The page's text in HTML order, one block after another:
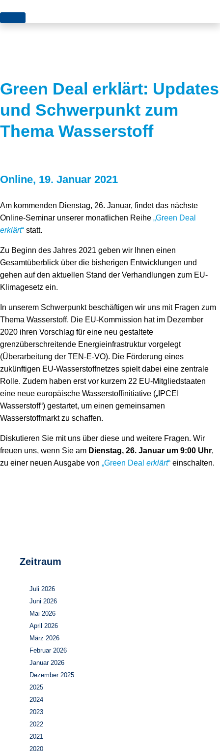
Themen
Flächen
Genehmigungen
Grundsatzfragen
Netze
Sektorenkopplung
Speicher
Stromerzeugung
Wärme
Wasserstoff
News
Blog
Karriere
Stiftungsporträt
Team
Forschungsnetzwerk
Bibliothek
Newsletter
Infomaterial
Schriften zum Umweltenergierecht
Green Deal erklärt: Updates
und Schwerpunkt zum
Thema Wasserstoff
Online, 19. Januar 2021
Am kommenden Dienstag, 26. Januar, findet das nächste
Online-Seminar unserer monatlichen Reihe „Green Deal
erklärt“ statt.
Zu Beginn des Jahres 2021 geben wir Ihnen einen
Gesamtüberblick über die bisherigen Entwicklungen und
gehen auf den aktuellen Stand der Verhandlungen zum EU-
Klimagesetz ein.
In unserem Schwerpunkt beschäftigen wir uns mit Fragen zum
Thema Wasserstoff. Die EU-Kommission hat im Dezember
2020 ihren Vorschlag für eine neu gestaltete
grenzüberschreitende Energieinfrastruktur vorgelegt
(Überarbeitung der TEN-E-VO). Die Förderung eines
zukünftigen EU-Wasserstoffnetzes spielt dabei eine zentrale
Rolle. Zudem haben erst vor kurzem 22 EU-Mitgliedstaaten
eine neue europäische Wasserstoffinitiative („IPCEI
Wasserstoff“) gestartet, um einen gemeinsamen
Wasserstoffmarkt zu schaffen.
Diskutieren Sie mit uns über diese und weitere Fragen. Wir
freuen uns, wenn Sie am Dienstag, 26. Januar um 9:00 Uhr,
zu einer neuen Ausgabe von „Green Deal erklärt“ einschalten.
Zeitraum
Juli 2026
Juni 2026
Mai 2026
April 2026
März 2026
Februar 2026
Januar 2026
Dezember 2025
2025
2024
2023
2022
2021
2020